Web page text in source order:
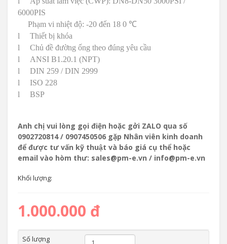
6000PIS
Phạm vi nhiệt độ: -20 đến 18 0 ℃
l
Thiết bị khóa
l
Chủ đề đường ống theo đúng yêu cầu
l
ANSI B1.20.1 (NPT)
l
DIN 259 / DIN 2999
l
ISO 228
l
BSP
Anh chị vui lòng gọi điện hoặc gởi ZALO qua số
0902720814 / 0907450506 gặp Nhân viên kinh doanh
để được tư vấn kỹ thuật và báo giá cụ thể hoặc
email vào hòm thư: sales@pm-e.vn / info@pm-e.vn
Khối lượng:
1.000.000 đ
Số lượng